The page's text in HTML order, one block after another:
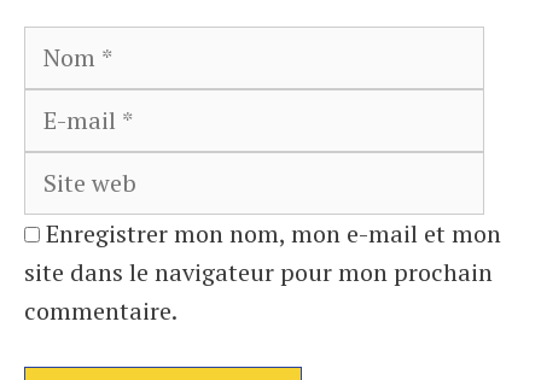
Nom
Enregistrer mon nom, mon e-mail et mon
site dans le navigateur pour mon prochain
commentaire.